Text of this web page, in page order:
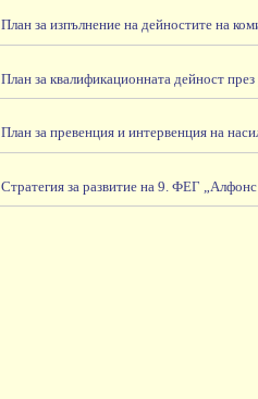
План за изпълнение на дейностите на
План за квалификационната дейност
План за превенция и интервенция на
Стратегия за развитие на 9. ФЕГ